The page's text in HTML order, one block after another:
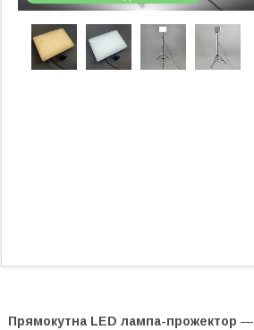
Прямокутна LED лампа-прожектор —